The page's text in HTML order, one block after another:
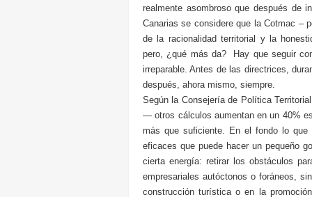
realmente asombroso que después de
Canarias se considere que la Cotmac –
de la racionalidad territorial y la
pero, ¿qué más da? Hay que seguir
irreparable. Antes de las directrices,
después, ahora mismo, siempre.
Según la Consejería de Política
— otros cálculos aumentan en un 40%
más que suficiente. En el fondo lo
eficaces que puede hacer un pequeño
cierta energía: retirar los obstáculos
empresariales autóctonos o foráneos,
construcción turística o en la